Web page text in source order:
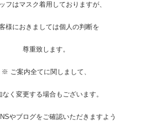
フはマスク着用しておりますが、
様におきましては個人の判断を
尊重致します。
※ ご案内全てに関しまして、
なく変更する場合もございます。
やブログをご確認いただきますよう